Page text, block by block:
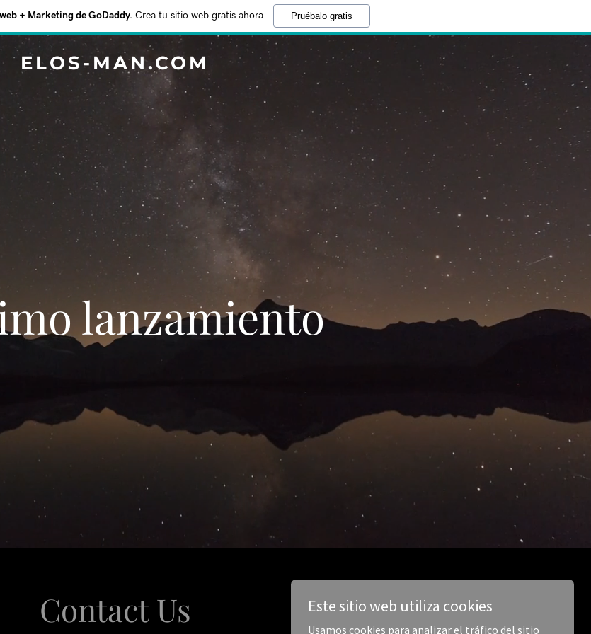
web + Marketing de GoDaddy. Crea tu sitio web gratis ahora. Pruébalo gratis
ELOS-MAN.COM
lanzamiento
Contact Us Este sitio web utiliza cookies
Usamos cookies para analizar el tráfico del sitio